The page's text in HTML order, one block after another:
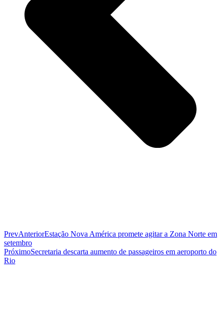
PrevAnteriorEstação Nova América promete agitar a Zona Norte em
setembro
PróximoSecretaria descarta aumento de passageiros em aeroporto do
Rio